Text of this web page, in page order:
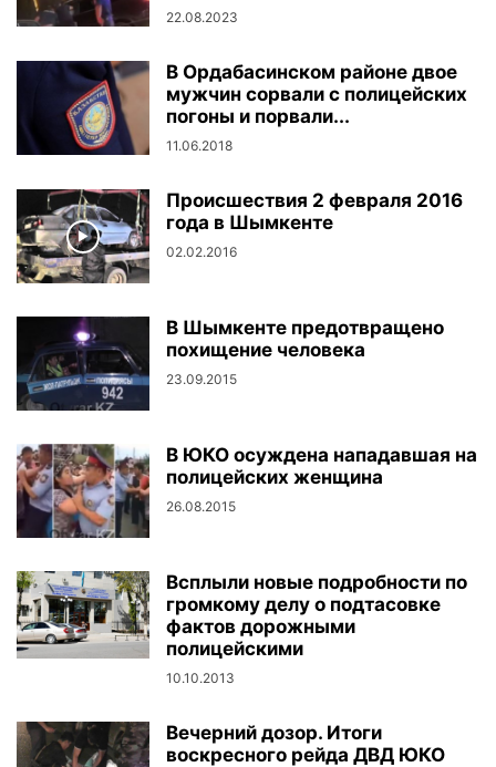
22.08.2023
В Ордабасинском районе двое
мужчин сорвали с полицейских
погоны и порвали...
11.06.2018
Происшествия 2 февраля 2016
года в Шымкенте
02.02.2016
В Шымкенте предотвращено
похищение человека
23.09.2015
В ЮКО осуждена нападавшая на
полицейских женщина
26.08.2015
Всплыли новые подробности по
громкому делу о подтасовке
фактов дорожными
полицейскими
10.10.2013
Вечерний дозор. Итоги
воскресного рейда ДВД ЮКО